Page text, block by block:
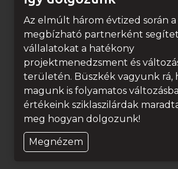
b
a
n
Az elmúlt három évtized során a
megbízható partnerként
vállalatokat a hatékony
projektmenedzsment és
területén. Büszkék vagyunk rá,
magunk is folyamatos
értékeink sziklaszilárdak
meg hogyan dolgozunk!
Megnézem
g